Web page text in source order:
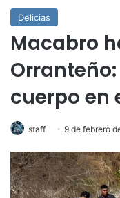
Delicias
Macabro
cuerpo en
staff 9 de febrero